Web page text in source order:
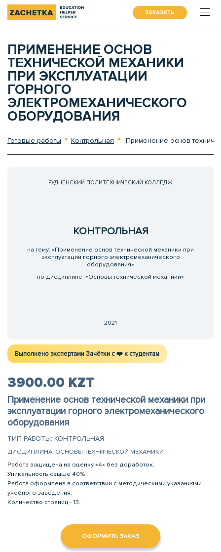
ЗАКАЗАТЬ
ПРИМЕНЕНИЕ ОСНОВ
ТЕХНИЧЕСКОЙ МЕХАНИКИ
ПРИ ЭКСПЛУАТАЦИИ
ГОРНОГО
ЭЛЕКТРОМЕХАНИЧЕСКОГО
ОБОРУДОВАНИЯ
Готовые работы Контрольная Применение основ
РУДНЕНСКИЙ ПОЛИТЕХНИЧЕСКИЙ КОЛЛЕДЖ
КОНТРОЛЬНАЯ
на тему: «Применение основ технической механики при
эксплуатации горного электромеханического
оборудования»
по дисциплине: «Основы технической механики»
2021
Выполнено экспертами Зачётки c ❤️ к студентам
3900.00 KZT
Применение основ технической механики при
эксплуатации горного электромеханического
оборудования
ТИП РАБОТЫ: КОНТРОЛЬНАЯ
ДИСЦИПЛИНА: ОСНОВЫ ТЕХНИЧЕСКОЙ МЕХАНИКИ
Работа защищена на оценку «4» без доработок.
Уникальность свыше 40%.
Работа оформлена в соответствии с методическими указаниями
учебного заведения.
Количество страниц - 13.
ОФОРМИТЬ ЗАКАЗ